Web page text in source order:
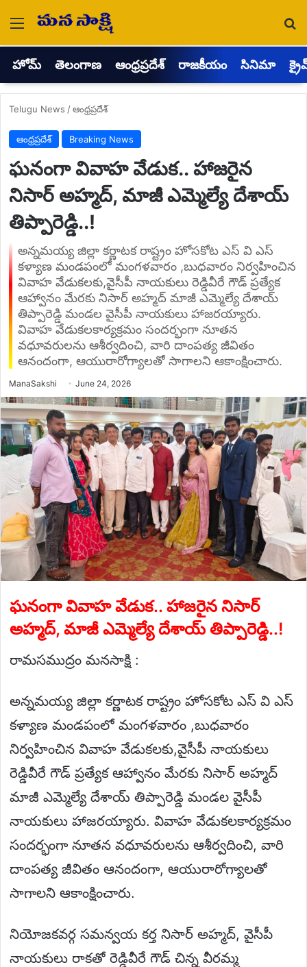
Menu
హోమ్ తెలంగాణ ఆంధ్రప్రదేశ్ రాజకీయం సినిమా
Telugu News /ఆంధ్రప్రదేశ్
ఆంధ్రప్రదేశ్ Breaking News
ఘనంగా వివాహ వేడుక.. హాజరైన
నిసార్ అహ్మద్, మాజీ ఎమ్మెల్యే దేశాయ్
తిప్పారెడ్డి..!
అన్నమయ్య జిల్లా కర్ణాటక రాష్ట్రం హోసకోట ఎస్ వి ఎస్
కళ్యాణ మండపంలో మంగళవారం ,బుధవారం నిర్వహించిన
వివాహ వేడుకలకు,వైసీపీ నాయకులు రెడ్డివీరే గౌడ్ ప్రత్యేక
ఆహ్వానం మేరకు నిసార్ అహ్మద్ మాజీ ఎమ్మెల్యే దేశాయ్
తిప్పారెడ్డి మండల వైసీపీ నాయకులు హాజరయ్యారు.
వివాహ వేడుకలకార్యక్రమం సందర్భంగా నూతన
వధూవరులను ఆశీర్వదించి, వారి దాంపత్య జీవితం
ఆనందంగా, ఆయురారోగ్యాలతో సాగాలని ఆకాంక్షించారు.
ManaSakshi Send
email
June 24, 2026
ఘనంగా వివాహ వేడుక.. హాజరైన నిసార్
అహ్మద్, మాజీ ఎమ్మెల్యే దేశాయ్ తిప్పారెడ్డి..!
రామసముద్రం మనసాక్షి :
అన్నమయ్య జిల్లా కర్ణాటక రాష్ట్రం హోసకోట ఎస్ వి ఎస్
కళ్యాణ మండపంలో మంగళవారం ,బుధవారం
నిర్వహించిన వివాహ వేడుకలకు,వైసీపీ నాయకులు
రెడ్డివీరే గౌడ్ ప్రత్యేక ఆహ్వానం మేరకు నిసార్ అహ్మద్
మాజీ ఎమ్మెల్యే దేశాయ్ తిప్పారెడ్డి మండల వైసీపీ
నాయకులు హాజరయ్యారు. వివాహ వేడుకలకార్యక్రమం
సందర్భంగా నూతన వధూవరులను ఆశీర్వదించి, వారి
దాంపత్య జీవితం ఆనందంగా, ఆయురారోగ్యాలతో
సాగాలని ఆకాంక్షించారు.
నియోజకవర్గ సమన్వయ కర్త నిసార్ అహ్మద్, వైసీపీ
నాయకులు రాకతో రెడ్డివీరే గౌడ్ చిన్న వీరమ్మ